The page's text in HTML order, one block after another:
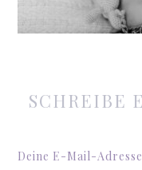
SCHREIBE
Deine E-Mail-